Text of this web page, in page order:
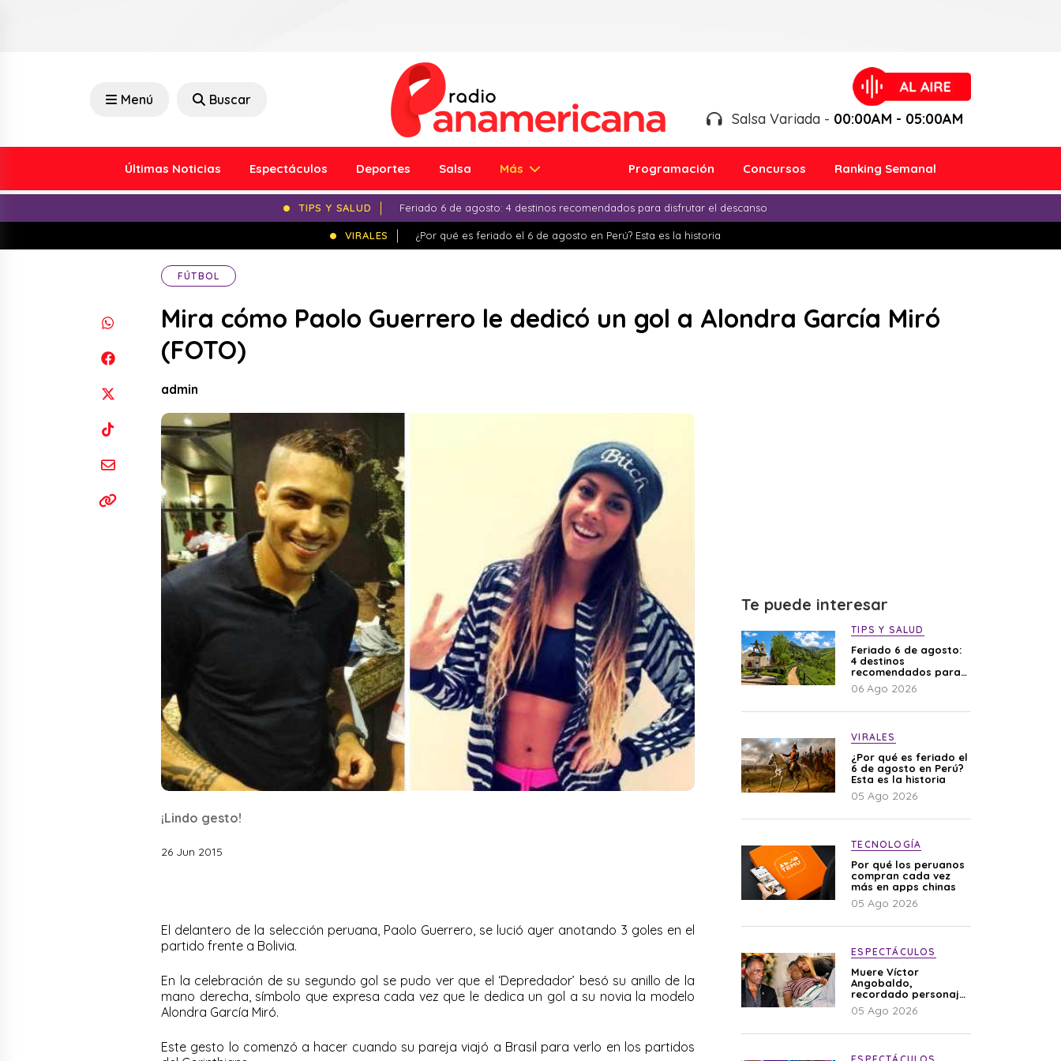
Menú Buscar
Salsa Variada - 00:00AM - 05:00AM
Últimas Noticias Espectáculos Deportes Salsa Más Programación Concursos Ranking Semanal
TIPS Y SALUD Feriado 6 de agosto: 4 destinos recomendados para disfrutar el descanso
VIRALES ¿Por qué es feriado el 6 de agosto en Perú? Esta es la historia
FÚTBOL
Mira cómo Paolo Guerrero le dedicó un gol a Alondra García Miró
(FOTO)
admin
¡Lindo gesto!
26 Jun 2015
El delantero de la selección peruana, Paolo Guerrero, se lució ayer anotando 3 goles en el
partido frente a Bolivia.
En la celebración de su segundo gol se pudo ver que el ‘Depredador’ besó su anillo de la
mano derecha, símbolo que expresa cada vez que le dedica un gol a su novia la modelo
Alondra García Miró.
Este gesto lo comenzó a hacer cuando su pareja viajó a Brasil para verlo en los partidos
Te puede interesar
TIPS Y SALUD
Feriado 6 de agosto:
4 destinos
recomendados para
disfrutar el descanso
06 Ago 2026
VIRALES
¿Por qué es feriado el
6 de agosto en Perú?
Esta es la historia
05 Ago 2026
TECNOLOGÍA
Por qué los peruanos
compran cada vez
más en apps chinas
05 Ago 2026
ESPECTÁCULOS
Muere Víctor
Angobaldo,
recordado personaje
de la farándula y
expareja de Shirley
05 Ago 2026